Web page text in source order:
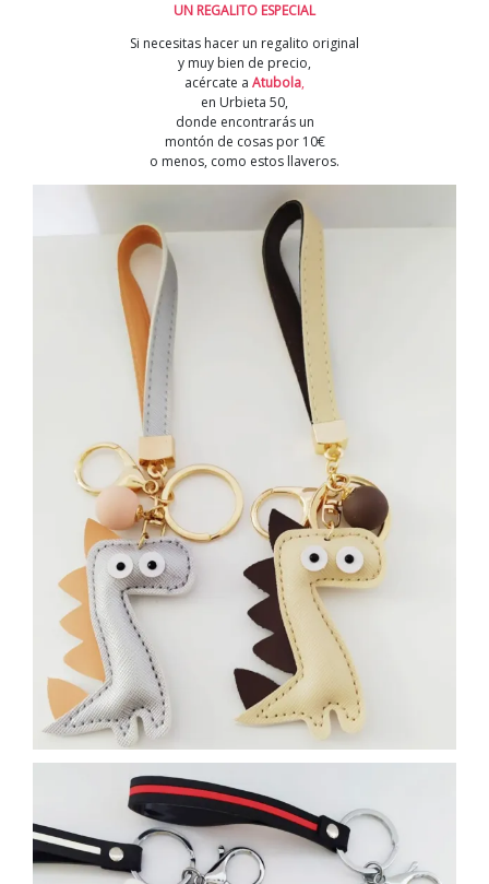
UN REGALITO ESPECIAL
Si necesitas hacer un regalito original
y muy bien de precio,
acércate a Atubola,
en Urbieta 50,
donde encontrarás un
montón de cosas por 10€
o menos, como estos llaveros.